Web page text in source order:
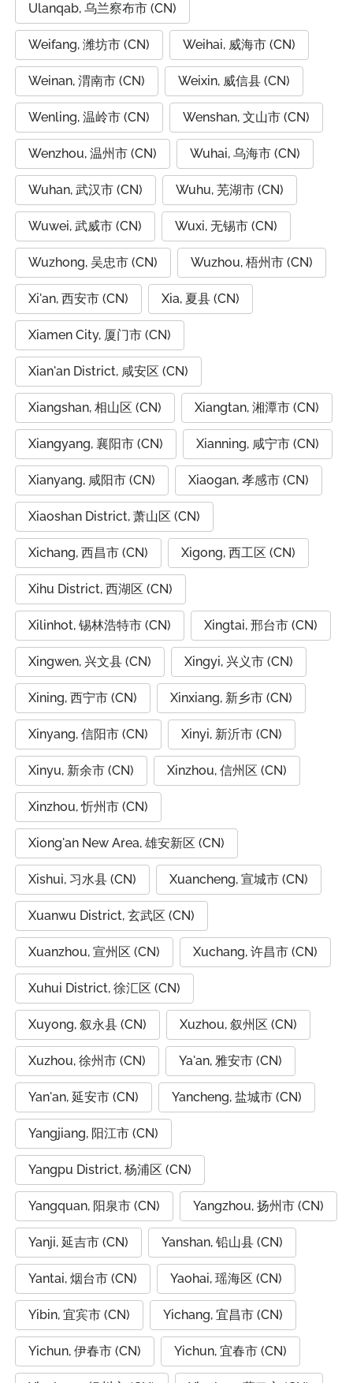
Ulanqab, 乌兰察布市 (CN)
Weifang, 潍坊市 (CN) Weihai, 威海市 (CN)
Weinan, 渭南市 (CN) Weixin, 威信县 (CN)
Wenling, 温岭市 (CN) Wenshan, 文山市 (CN)
Wenzhou, 温州市 (CN) Wuhai, 乌海市 (CN)
Wuhan, 武汉市 (CN) Wuhu, 芜湖市 (CN)
Wuwei, 武威市 (CN) Wuxi, 无锡市 (CN)
Wuzhong, 吴忠市 (CN) Wuzhou, 梧州市 (CN)
Xi'an, 西安市 (CN) Xia, 夏县 (CN)
Xiamen City, 厦门市 (CN)
Xian'an District, 咸安区 (CN)
Xiangshan, 相山区 (CN) Xiangtan, 湘潭市 (CN)
Xiangyang, 襄阳市 (CN) Xianning, 咸宁市 (CN)
Xianyang, 咸阳市 (CN) Xiaogan, 孝感市 (CN)
Xiaoshan District, 萧山区 (CN)
Xichang, 西昌市 (CN) Xigong, 西工区 (CN)
Xihu District, 西湖区 (CN)
Xilinhot, 锡林浩特市 (CN) Xingtai, 邢台市 (CN)
Xingwen, 兴文县 (CN) Xingyi, 兴义市 (CN)
Xining, 西宁市 (CN) Xinxiang, 新乡市 (CN)
Xinyang, 信阳市 (CN) Xinyi, 新沂市 (CN)
Xinyu, 新余市 (CN) Xinzhou, 信州区 (CN)
Xinzhou, 忻州市 (CN)
Xiong'an New Area, 雄安新区 (CN)
Xishui, 习水县 (CN) Xuancheng, 宣城市 (CN)
Xuanwu District, 玄武区 (CN)
Xuanzhou, 宣州区 (CN) Xuchang, 许昌市 (CN)
Xuhui District, 徐汇区 (CN)
Xuyong, 叙永县 (CN) Xuzhou, 叙州区 (CN)
Xuzhou, 徐州市 (CN) Ya'an, 雅安市 (CN)
Yan'an, 延安市 (CN) Yancheng, 盐城市 (CN)
Yangjiang, 阳江市 (CN)
Yangpu District, 杨浦区 (CN)
Yangquan, 阳泉市 (CN) Yangzhou, 扬州市 (CN)
Yanji, 延吉市 (CN) Yanshan, 铅山县 (CN)
Yantai, 烟台市 (CN) Yaohai, 瑶海区 (CN)
Yibin, 宜宾市 (CN) Yichang, 宜昌市 (CN)
Yichun, 伊春市 (CN) Yichun, 宜春市 (CN)